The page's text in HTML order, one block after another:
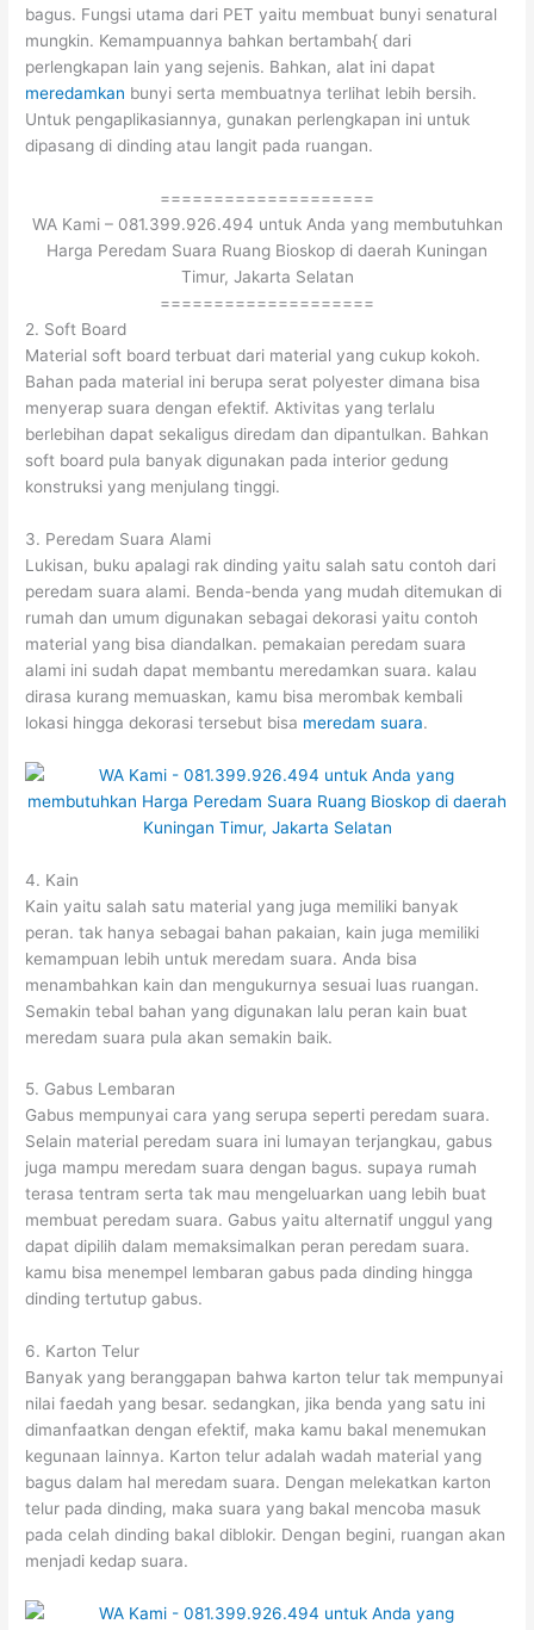
bagus. Fungsi utama dari PET yaitu membuat bunyi senatural
mungkin. Kemampuannya bahkan bertambah{ dari
perlengkapan lain yang sejenis. Bahkan, alat ini dapat
meredamkan bunyi serta membuatnya terlihat lebih bersih.
Untuk pengaplikasiannya, gunakan perlengkapan ini untuk
dipasang di dinding atau langit pada ruangan.
====================
WA Kami – 081.399.926.494 untuk Anda yang membutuhkan
Harga Peredam Suara Ruang Bioskop di daerah Kuningan
Timur, Jakarta Selatan
====================
2. Soft Board
Material soft board terbuat dari material yang cukup kokoh.
Bahan pada material ini berupa serat polyester dimana bisa
menyerap suara dengan efektif. Aktivitas yang terlalu
berlebihan dapat sekaligus diredam dan dipantulkan. Bahkan
soft board pula banyak digunakan pada interior gedung
konstruksi yang menjulang tinggi.
3. Peredam Suara Alami
Lukisan, buku apalagi rak dinding yaitu salah satu contoh dari
peredam suara alami. Benda-benda yang mudah ditemukan di
rumah dan umum digunakan sebagai dekorasi yaitu contoh
material yang bisa diandalkan. pemakaian peredam suara
alami ini sudah dapat membantu meredamkan suara. kalau
dirasa kurang memuaskan, kamu bisa merombak kembali
lokasi hingga dekorasi tersebut bisa meredam suara.
4. Kain
Kain yaitu salah satu material yang juga memiliki banyak
peran. tak hanya sebagai bahan pakaian, kain juga memiliki
kemampuan lebih untuk meredam suara. Anda bisa
menambahkan kain dan mengukurnya sesuai luas ruangan.
Semakin tebal bahan yang digunakan lalu peran kain buat
meredam suara pula akan semakin baik.
5. Gabus Lembaran
Gabus mempunyai cara yang serupa seperti peredam suara.
Selain material peredam suara ini lumayan terjangkau, gabus
juga mampu meredam suara dengan bagus. supaya rumah
terasa tentram serta tak mau mengeluarkan uang lebih buat
membuat peredam suara. Gabus yaitu alternatif unggul yang
dapat dipilih dalam memaksimalkan peran peredam suara.
kamu bisa menempel lembaran gabus pada dinding hingga
dinding tertutup gabus.
6. Karton Telur
Banyak yang beranggapan bahwa karton telur tak mempunyai
nilai faedah yang besar. sedangkan, jika benda yang satu ini
dimanfaatkan dengan efektif, maka kamu bakal menemukan
kegunaan lainnya. Karton telur adalah wadah material yang
bagus dalam hal meredam suara. Dengan melekatkan karton
telur pada dinding, maka suara yang bakal mencoba masuk
pada celah dinding bakal diblokir. Dengan begini, ruangan akan
menjadi kedap suara.